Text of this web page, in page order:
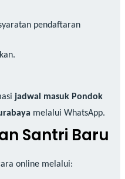
pendaftaran
jadwal masuk Pondok
melalui WhatsApp.
Santri Baru
online melalui: